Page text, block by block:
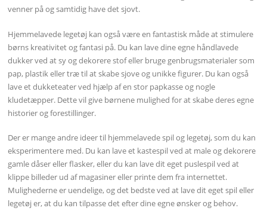
venner på og samtidig have det sjovt.
Hjemmelavede legetøj kan også være en fantastisk måde at stimulere
børns kreativitet og fantasi på. Du kan lave dine egne håndlavede
dukker ved at sy og dekorere stof eller bruge genbrugsmaterialer som
pap, plastik eller træ til at skabe sjove og unikke figurer. Du kan også
lave et dukketeater ved hjælp af en stor papkasse og nogle
kludetæpper. Dette vil give børnene mulighed for at skabe deres egne
historier og forestillinger.
Der er mange andre ideer til hjemmelavede spil og legetøj, som du kan
eksperimentere med. Du kan lave et kastespil ved at male og dekorere
gamle dåser eller flasker, eller du kan lave dit eget puslespil ved at
klippe billeder ud af magasiner eller printe dem fra internettet.
Mulighederne er uendelige, og det bedste ved at lave dit eget spil eller
legetøj er, at du kan tilpasse det efter dine egne ønsker og behov.